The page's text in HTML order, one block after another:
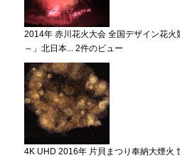
2014年 赤川花火大会 全国デザイン花
～」北日本... 2件のビュー
4K UHD 2016年 片貝まつり奉納大煙火